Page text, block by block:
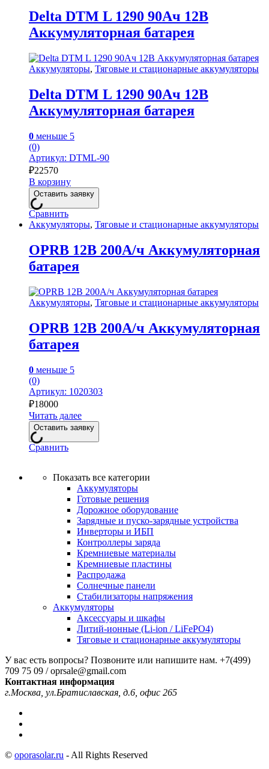
Delta DTM L 1290 90Ач 12В
Аккумуляторная батарея
Аккумуляторы, Тяговые и стационарные аккумуляторы
Delta DTM L 1290 90Ач 12В
Аккумуляторная батарея
0 меньше 5
(0)
Артикул: DTML-90
₽22570
В корзину
Оставить заявку
Сравнить
Аккумуляторы, Тяговые и стационарные аккумуляторы
OPRB 12В 200А/ч Аккумуляторная
батарея
Аккумуляторы, Тяговые и стационарные аккумуляторы
OPRB 12В 200А/ч Аккумуляторная
батарея
0 меньше 5
(0)
Артикул: 1020303
₽18000
Читать далее
Оставить заявку
Сравнить
Показать все категории
Аккумуляторы
Готовые решения
Дорожное оборудование
Зарядные и пуско-зарядные устройства
Инверторы и ИБП
Контроллеры заряда
Кремниевые материалы
Кремниевые пластины
Распродажа
Солнечные панели
Стабилизаторы напряжения
Аккумуляторы
Аксессуары и шкафы
Литий-ионные (Li-ion / LiFePO4)
Тяговые и стационарные аккумуляторы
У вас есть вопросы? Позвоните или напишите нам. +7(499)
709 75 09 / oprsale@gmail.com
Контактная информация
г.Москва, ул.Братиславская, д.6, офис 265
© oporasolar.ru - All Rights Reserved